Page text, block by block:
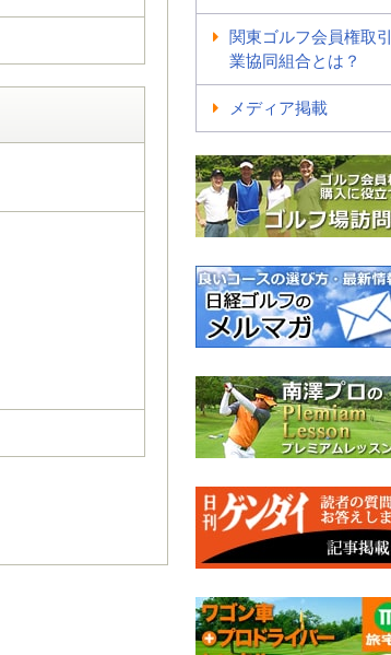
関東ゴルフ会員権取引
業協同組合とは？
メディア掲載